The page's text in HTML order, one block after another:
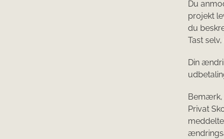
Du
projekt
du
Tast
Din
Bemærk,
Privat